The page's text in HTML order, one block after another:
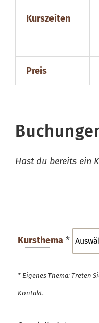
Kurszeiten
Preis
Hast du bereits ein
Kursthema *
* Eigenes Thema: Treten
Kontakt.